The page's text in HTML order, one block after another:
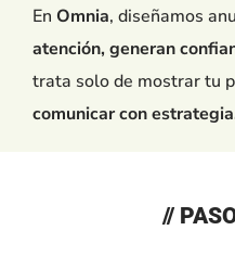
En Omnia, diseñamos
atención, generan
trata solo de mostrar tu
comunicar con
//